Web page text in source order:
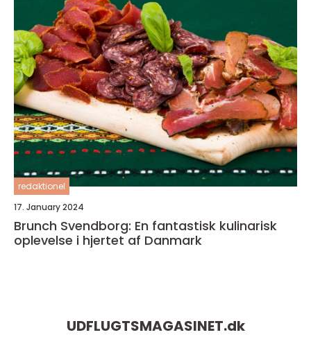
redaktionel
17. January 2024
Brunch Svendborg: En fantastisk kulinarisk
oplevelse i hjertet af Danmark
UDFLUGTSMAGASINET.dk